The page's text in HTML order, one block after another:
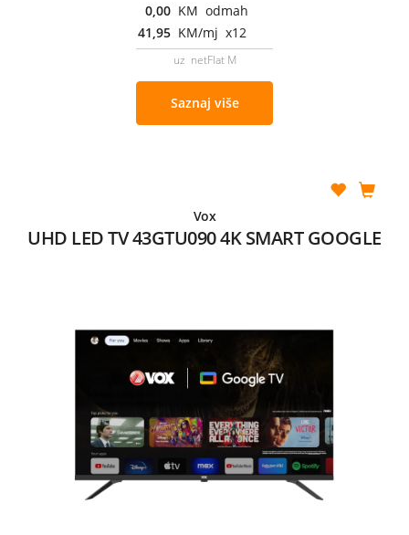
0,00 KM odmah
41,95 KM/mj x12
uz netFlat M
Saznaj više
Vox
UHD LED TV 43GTU090 4K SMART GOOGLE